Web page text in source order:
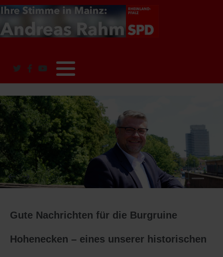
Gute Nachrichten für die Burgruine
Hohenecken – eines unserer historischen
Über mich
Aber bitte mit Rahm
Rezepte
Kaiserslautern
RLP